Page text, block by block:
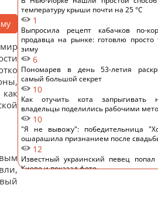
температуру крыши почти на 25 °C
1
Выпросила рецепт кабачков по-
продавца на рынке: готовлю
зиму
6
Пономарев в день 53-летия
самый большой секрет
10
Как отучить кота запрыгивать
владельцы поделились рабочими
10
"Я не вывожу": победительница
ошарашила признанием после
12
Известный украинский певец
Киеве и показал фото